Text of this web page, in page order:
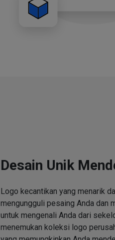
Desain Unik
Logo kecantikan yang menarik
mengungguli pesaing Anda dan
untuk mengenali Anda dari
menemukan koleksi logo